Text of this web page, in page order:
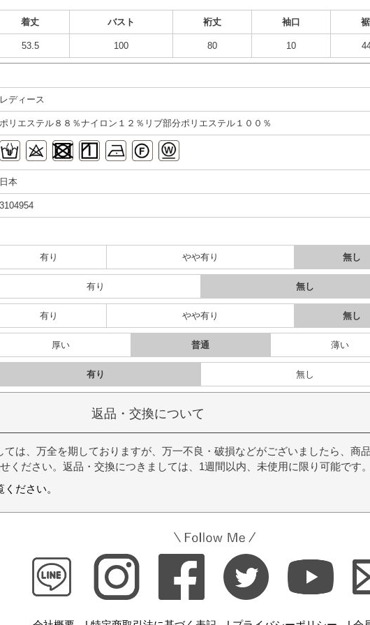
着丈 バスト 裄丈 袖口
53.5 100 80 10
レディース
ポリエステル８８％ナイロン１２％リブ部分ポリエステル１００％
日本
3104954
有り やや有り 無し
有り 無し
有り やや有り 無し
厚い 普通 薄い
有り 無し
返品・交換について
ては、万全を期しておりますが、万一不良・破損などがございましたら、商
ください。返品・交換につきましては、1週間以内、未使用に限り可能です。
ださい。